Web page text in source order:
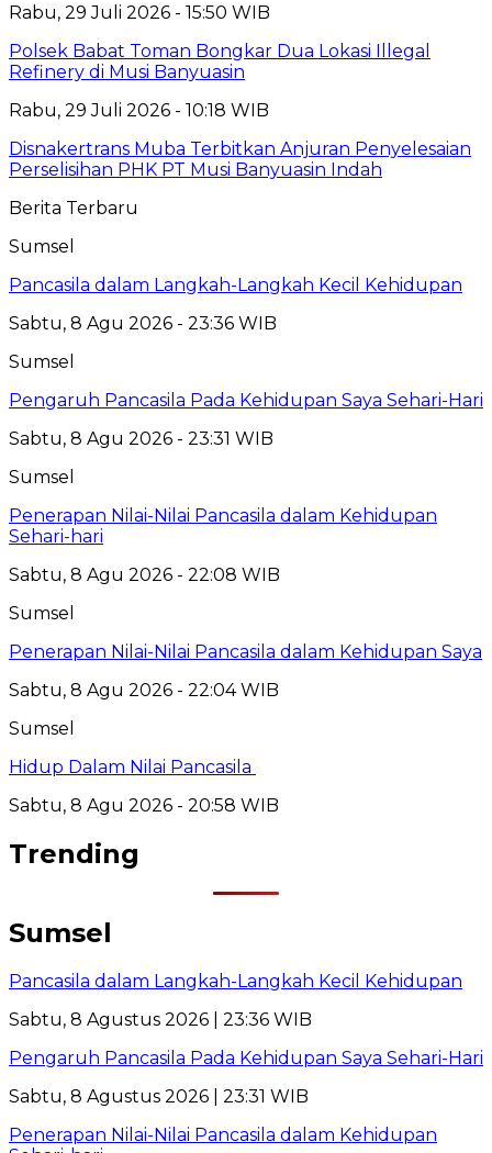
Rabu, 29 Juli 2026 - 15:50 WIB
Polsek Babat Toman Bongkar Dua Lokasi Illegal
Refinery di Musi Banyuasin
Rabu, 29 Juli 2026 - 10:18 WIB
Disnakertrans Muba Terbitkan Anjuran Penyelesaian
Perselisihan PHK PT Musi Banyuasin Indah
Berita Terbaru
Sumsel
Pancasila dalam Langkah-Langkah Kecil Kehidupan
Sabtu, 8 Agu 2026 - 23:36 WIB
Sumsel
Pengaruh Pancasila Pada Kehidupan Saya Sehari-Hari
Sabtu, 8 Agu 2026 - 23:31 WIB
Sumsel
Penerapan Nilai-Nilai Pancasila dalam Kehidupan
Sehari-hari
Sabtu, 8 Agu 2026 - 22:08 WIB
Sumsel
Penerapan Nilai-Nilai Pancasila dalam Kehidupan Saya
Sabtu, 8 Agu 2026 - 22:04 WIB
Sumsel
Hidup Dalam Nilai Pancasila
Sabtu, 8 Agu 2026 - 20:58 WIB
Trending
Sumsel
Pancasila dalam Langkah-Langkah Kecil Kehidupan
Sabtu, 8 Agustus 2026 | 23:36 WIB
Pengaruh Pancasila Pada Kehidupan Saya Sehari-Hari
Sabtu, 8 Agustus 2026 | 23:31 WIB
Penerapan Nilai-Nilai Pancasila dalam Kehidupan